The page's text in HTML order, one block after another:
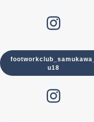
Instagram
footworkclub_samukawa_
u18
Instagram